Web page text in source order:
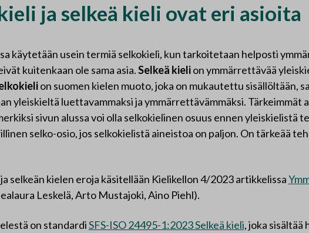
ja selkeä kieli ovat eri asioita
käytetään usein termiä selkokieli, kun tarkoitetaan helposti
kuitenkaan ole sama asia.Selkeä kielion ymmärrettävää
on suomen kielen muoto, joka on mukautettu sisällöltään,
yleiskieltä luettavammaksi ja ymmärrettävämmäksi. Tärkeimmät
sivun alussa voi olla selkokielinen osuus ennen yleiskielistä
selko-osio, jos selkokielistä aineistoa on paljon. On tärkeää
selkeän kielen eroja käsitellään Kielikellon 4/2023 artikkelissa
Leskelä, Arto Mustajoki, Aino Piehl).
on standardiSFS-ISO 24495-1:2023 Selkeä kieli, joka sisältää